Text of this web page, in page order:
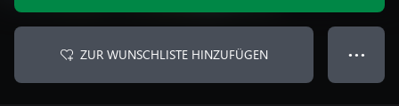
ZUR WUNSCHLISTE HINZUFÜGEN ● ● ●